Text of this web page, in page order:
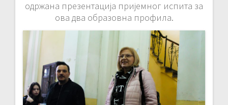
одржана презентација пријемног испита за
ова два образовна профила.